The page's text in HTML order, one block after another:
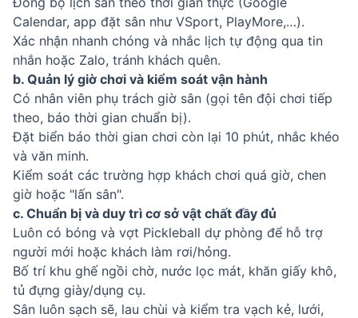
Calendar, app đặt sân như VSport, PlayMore,…).
Xác nhận nhanh chóng và nhắc lịch tự động qua tin
nhắn hoặc Zalo, tránh khách quên.
b. Quản lý giờ chơi và kiểm soát vận hành
Có nhân viên phụ trách giờ sân (gọi tên đội chơi tiếp
theo, báo thời gian chuẩn bị).
Đặt biển báo thời gian chơi còn lại 10 phút, nhắc khéo
và văn minh.
Kiểm soát các trường hợp khách chơi quá giờ, chen
giờ hoặc "lấn sân".
c. Chuẩn bị và duy trì cơ sở vật chất đầy đủ
Luôn có bóng và vợt Pickleball dự phòng để hỗ trợ
người mới hoặc khách làm rơi/hỏng.
Bố trí khu ghế ngồi chờ, nước lọc mát, khăn giấy khô,
tủ đựng giày/dụng cụ.
Sân luôn sạch sẽ, lau chùi và kiểm tra vạch kẻ, lưới,